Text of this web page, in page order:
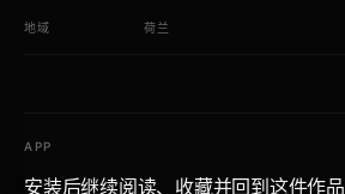
地域 荷兰
APP
安装后继续阅读、收藏并回到这件作品